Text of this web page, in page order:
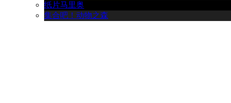
纸片马里奥
集合吧！动物之森